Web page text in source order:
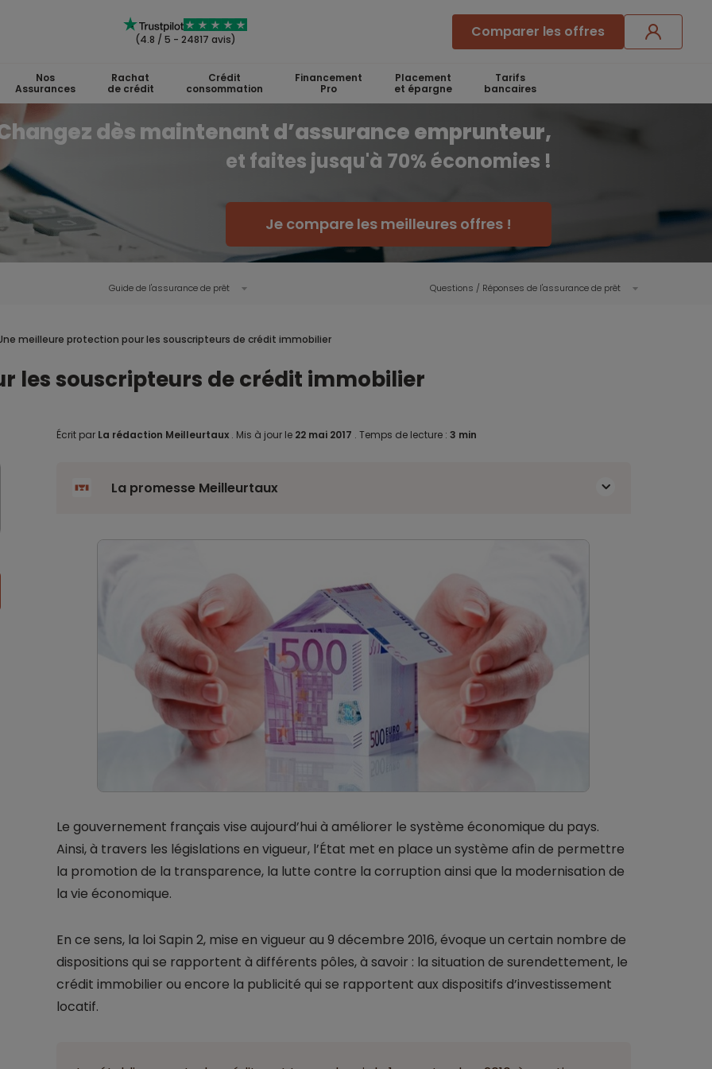
(4.8 / 5 - 24817 avis) Comparer les offres
Nos
Assurances
Rachat
de crédit
Crédit
consommation
Financement
Pro
Placement
et épargne
Tarifs
bancaires
dès maintenant d’assurance emprunteur,
et faites jusqu'à 70% économies !
Je compare les meilleures offres !
Guide de l'assurance de prêt Questions / Réponses de l'assurance de prêt
meilleure protection pour les souscripteurs de crédit immobilier
les souscripteurs de crédit immobilier
Écrit par La rédaction Meilleurtaux . Mis à jour le 22 mai 2017 . Temps de lecture : 3 min
La promesse Meilleurtaux
Le gouvernement français vise aujourd’hui à améliorer le système économique du pays.
Ainsi, à travers les législations en vigueur, l’État met en place un système afin de permettre
la promotion de la transparence, la lutte contre la corruption ainsi que la modernisation de
la vie économique.
En ce sens, la loi Sapin 2, mise en vigueur au 9 décembre 2016, évoque un certain nombre de
dispositions qui se rapportent à différents pôles, à savoir : la situation de surendettement, le
crédit immobilier ou encore la publicité qui se rapportent aux dispositifs d’investissement
locatif.